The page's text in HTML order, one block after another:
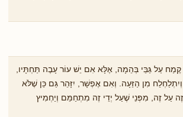
עַל גַּבֵּי בְּהֵמָה, אֶלָּא אִם יֵשׁ עוֹר עָבֶה תַּחְתָּיו,
מִן הַזֵּעָה. וְאִם אֶפְשָׁר, יִזָּהֵר גַּם כֵּן שֶׁלֹּא
עַל זֶה, מִפְּנֵי שֶׁעַל יְדֵי זֶה מִתְחַמֵּם וְיַחְמִיץ